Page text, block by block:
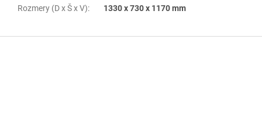
Rozmery (D x Š x V): 1330 x 730 x 1170 mm